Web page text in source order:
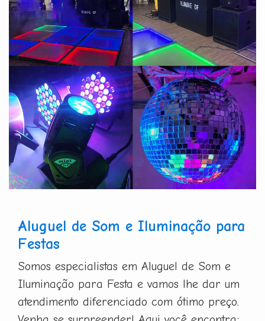
Aluguel de Som e Iluminação para
Festas
Somos especialistas em Aluguel de Som e
Iluminação para Festa e vamos lhe dar um
atendimento diferenciado com ótimo preço.